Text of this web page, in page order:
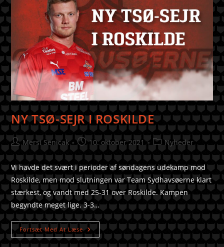
NY TSØ-SEJR I ROSKILDE
Mersi Senicak 10. oktober 2021 Nyheder
Vi havde det svært i perioder af søndagens udekamp mod
Roskilde, men mod slutningen var Team Sydhavsøerne klart
stærkest, og vandt med 25-31 over Roskilde. Kampen
begyndte meget lige. 3-3…
Fortsæt Med At Læse